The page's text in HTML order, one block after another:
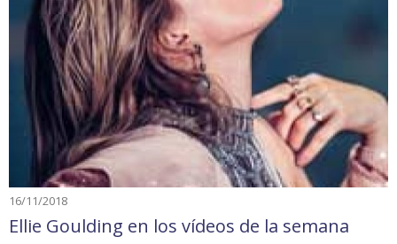
16/11/2018
Ellie Goulding en los vídeos de la semana